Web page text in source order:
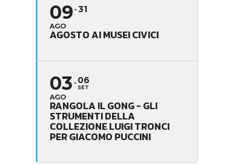
09
AGO
31
AGOSTO AI MUSEI CIVICI
03
AGO
06
SET
RANGOLA IL GONG - GLI
STRUMENTI DELLA
COLLEZIONE LUIGI TRONCI
PER GIACOMO PUCCINI